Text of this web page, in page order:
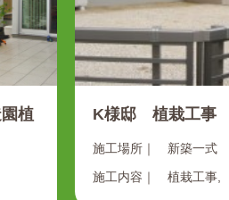
植 K様邸 植栽工事
施工場所｜
新築一式
施工内容｜
植栽工事